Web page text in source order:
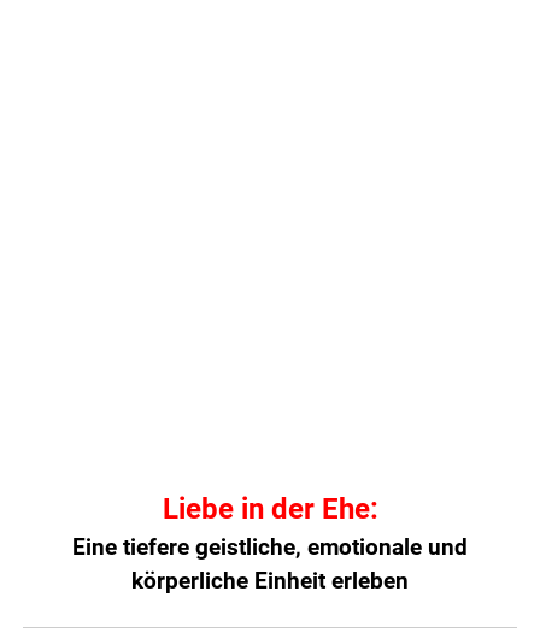
Liebe in der Ehe:
Eine tiefere geistliche, emotionale und
körperliche Einheit erleben